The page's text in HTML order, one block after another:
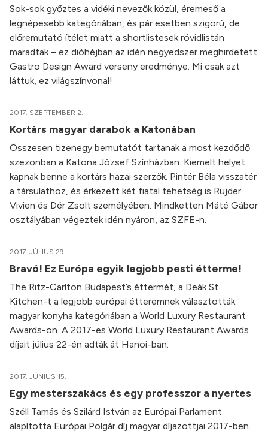
Sok-sok győztes a vidéki nevezők közül, éremeső a
legnépesebb kategóriában, és pár esetben szigorú, de
előremutató ítélet miatt a shortlistesek rövidlistán
maradtak – ez dióhéjban az idén negyedszer meghirdetett
Gastro Design Award verseny eredménye. Mi csak azt
láttuk, ez világszínvonal!
2017. SZEPTEMBER 2.
Kortárs magyar darabok a Katonában
Összesen tizenegy bemutatót tartanak a most kezdődő
szezonban a Katona József Színházban. Kiemelt helyet
kapnak benne a kortárs hazai szerzők. Pintér Béla visszatér
a társulathoz, és érkezett két fiatal tehetség is Rujder
Vivien és Dér Zsolt személyében. Mindketten Máté Gábor
osztályában végeztek idén nyáron, az SZFE-n.
2017. JÚLIUS 29.
Bravó! Ez Európa egyik legjobb pesti étterme!
The Ritz-Carlton Budapest’s éttermét, a Deák St.
Kitchen-t a legjobb európai étteremnek választották
magyar konyha kategóriában a World Luxury Restaurant
Awards-on. A 2017-es World Luxury Restaurant Awards
díjait július 22-én adták át Hanoi-ban.
2017. JÚNIUS 15.
Egy mesterszakács és egy professzor a nyertes
Széll Tamás és Szilárd István az Európai Parlament
alapította Európai Polgár díj magyar díjazottjai 2017-ben.